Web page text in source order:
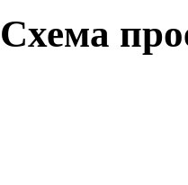
Схема